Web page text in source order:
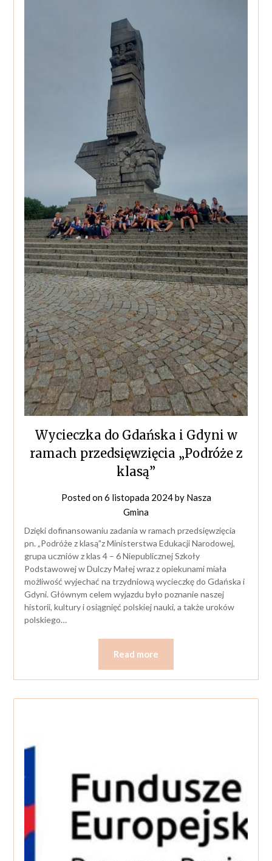
Wycieczka do Gdańska i Gdyni w
ramach przedsięwzięcia „Podróże z
klasą”
Posted on6 listopada 2024by Nasza
Gmina
Dzięki dofinansowaniu zadania w ramach przedsięwzięcia
pn. „Podróże z klasą”z Ministerstwa Edukacji Narodowej,
grupa uczniów z klas 4 – 6 Niepublicznej Szkoły
Podstawowej w Dulczy Małej wraz z opiekunami miała
możliwość wyjechać na trzydniową wycieczkę do Gdańska i
Gdyni. Głównym celem wyjazdu było poznanie naszej
historii, kultury i osiągnięć polskiej nauki, a także uroków
polskiego…
Read more